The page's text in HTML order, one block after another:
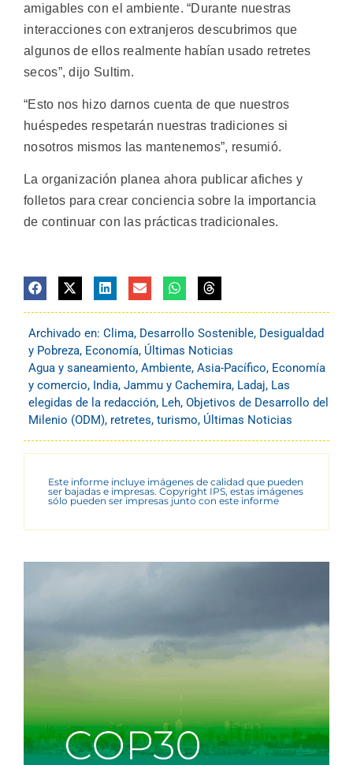
amigables con el ambiente. “Durante nuestras
interacciones con extranjeros descubrimos que
algunos de ellos realmente habían usado retretes
secos”, dijo Sultim.
“Esto nos hizo darnos cuenta de que nuestros
huéspedes respetarán nuestras tradiciones si
nosotros mismos las mantenemos”, resumió.
La organización planea ahora publicar afiches y
folletos para crear conciencia sobre la importancia
de continuar con las prácticas tradicionales.
Archivado en: Clima, Desarrollo Sostenible, Desigualdad
y Pobreza, Economía, Últimas Noticias
Agua y saneamiento, Ambiente, Asia-Pacífico, Economía
y comercio, India, Jammu y Cachemira, Ladaj, Las
elegidas de la redacción, Leh, Objetivos de Desarrollo del
Milenio (ODM), retretes, turismo, Últimas Noticias
Este informe incluye imágenes de calidad que pueden
ser bajadas e impresas. Copyright IPS, estas imágenes
sólo pueden ser impresas junto con este informe